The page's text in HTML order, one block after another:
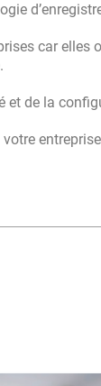
car elles
et de la